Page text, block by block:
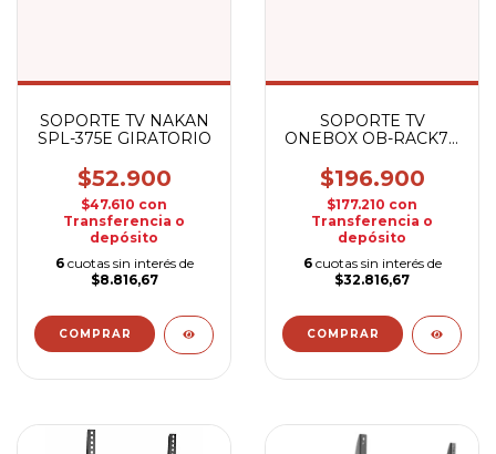
SOPORTE TV NAKAN
SPL-375E GIRATORIO
$52.900
$47.610 con
Transferencia o
depósito
6 cuotas sin interés de
$8.816,67
SOPORTE TV
ONEBOX OB-RACK70
$196.900
$177.210 con
Transferencia o
depósito
6 cuotas sin interés de
$32.816,67